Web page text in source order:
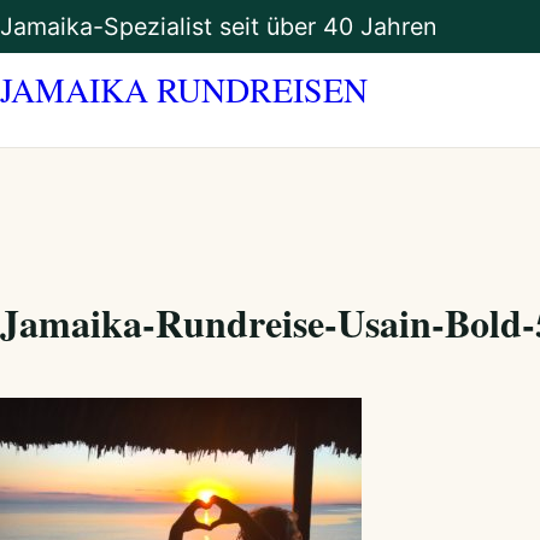
Zum
Inhalt
Jamaika-Spezialist seit über 40 Jahren
JAMAIKA RUNDREISEN
Jamaika-Rundreise-Usain-